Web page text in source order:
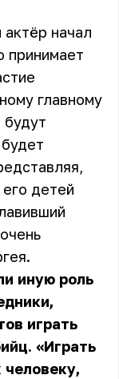
начал
принимает
главному
будут
детей
.
иную роль
играть
«Играть
человеку,